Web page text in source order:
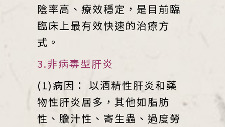
陰率高、療效穩定，是目前臨
臨床上最有效快速的治療方
式。
3.非病毒型肝炎
(1)病因： 以酒精性肝炎和藥
物性肝炎居多，其他如脂肪
性、膽汁性、寄生蟲、過度勞